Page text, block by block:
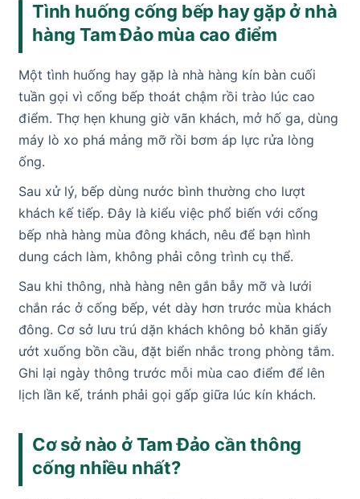
Tình huống cống bếp hay gặp ở nhà
hàng Tam Đảo mùa cao điểm
Một tình huống hay gặp là nhà hàng kín bàn cuối
tuần gọi vì cống bếp thoát chậm rồi trào lúc cao
điểm. Thợ hẹn khung giờ vãn khách, mở hố ga, dùng
máy lò xo phá mảng mỡ rồi bơm áp lực rửa lòng
ống.
Sau xử lý, bếp dùng nước bình thường cho lượt
khách kế tiếp. Đây là kiểu việc phổ biến với cống
bếp nhà hàng mùa đông khách, nêu để bạn hình
dung cách làm, không phải công trình cụ thể.
Sau khi thông, nhà hàng nên gắn bẫy mỡ và lưới
chắn rác ở cống bếp, vét dày hơn trước mùa khách
đông. Cơ sở lưu trú dặn khách không bỏ khăn giấy
ướt xuống bồn cầu, đặt biển nhắc trong phòng tắm.
Ghi lại ngày thông trước mỗi mùa cao điểm để lên
lịch lần kế, tránh phải gọi gấp giữa lúc kín khách.
Cơ sở nào ở Tam Đảo cần thông
cống nhiều nhất?